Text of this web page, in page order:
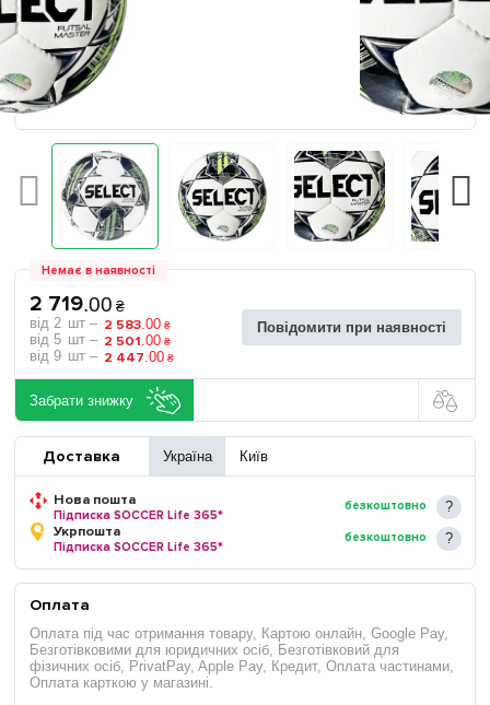
Немає в наявності
2 719.00 ₴
2 2 583.00 ₴
5 2 501.00 ₴
9 2 447.00 ₴
Повідомити при наявності
Забрати знижку
Доставка Україна Київ
Нова пошта
Підписка SOCCER Life 365*
безкоштовно
Укрпошта
Підписка SOCCER Life 365*
безкоштовно
Оплата
Оплата під час отримання товару, Картою онлайн, Google Pay,
Безготівковими для юридичних осіб, Безготівковий для
фізичних осіб, PrivatPay, Apple Pay, Кредит, Оплата частинами,
Оплата карткою у магазині.